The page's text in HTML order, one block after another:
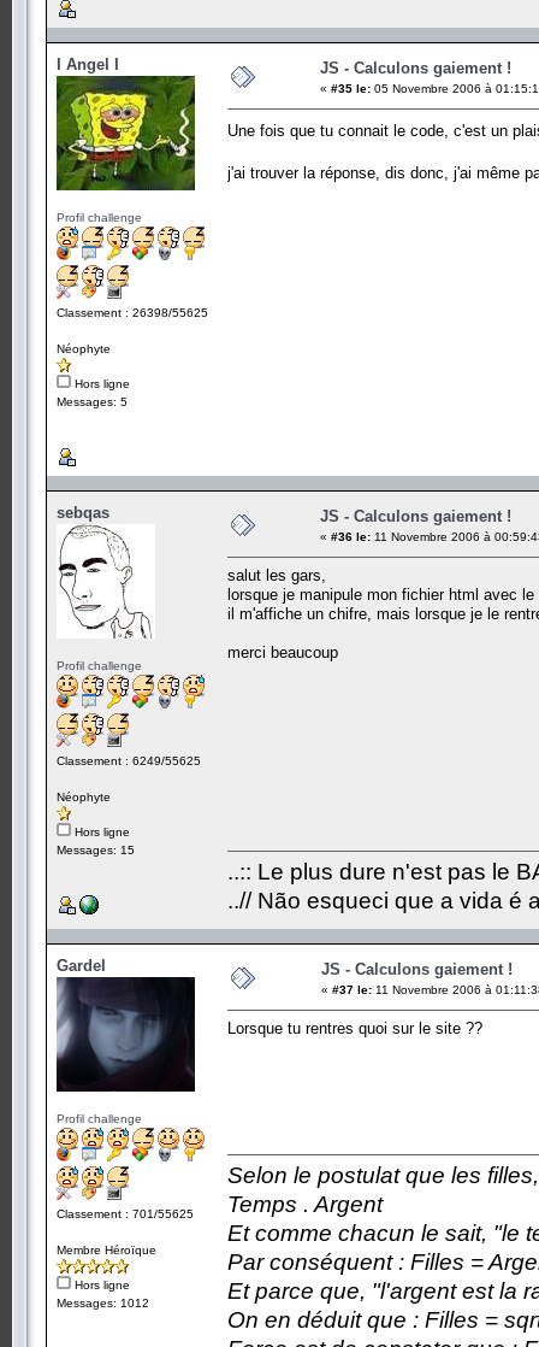
I Angel I
Profil challenge
Classement : 26398/55625
Néophyte
Hors ligne
Messages: 5
JS - Calculons gaiement !
« #35 le: 05 Novembre 2006 à
Une fois que tu connait le code, c'est un
j'ai trouver la réponse, dis donc, j'ai même
sebqas
Profil challenge
Classement : 6249/55625
Néophyte
Hors ligne
Messages: 15
JS - Calculons gaiement !
« #36 le: 11 Novembre 2006 à
salut les gars,
lorsque je manipule mon fichier html avec
il m'affiche un chifre, mais lorsque je le
merci beaucoup
..:: Le plus dure n'est pas le
..// Não esqueci que a vida é
Gardel
Profil challenge
Classement : 701/55625
Membre Héroïque
Hors ligne
Messages: 1012
JS - Calculons gaiement !
« #37 le: 11 Novembre 2006 à
Lorsque tu rentres quoi sur le site ??
Selon le postulat que les
Temps . Argent
Et comme chacun le sait, "le
Par conséquent : Filles =
Et parce que, "l'argent est la
On en déduit que : Filles =